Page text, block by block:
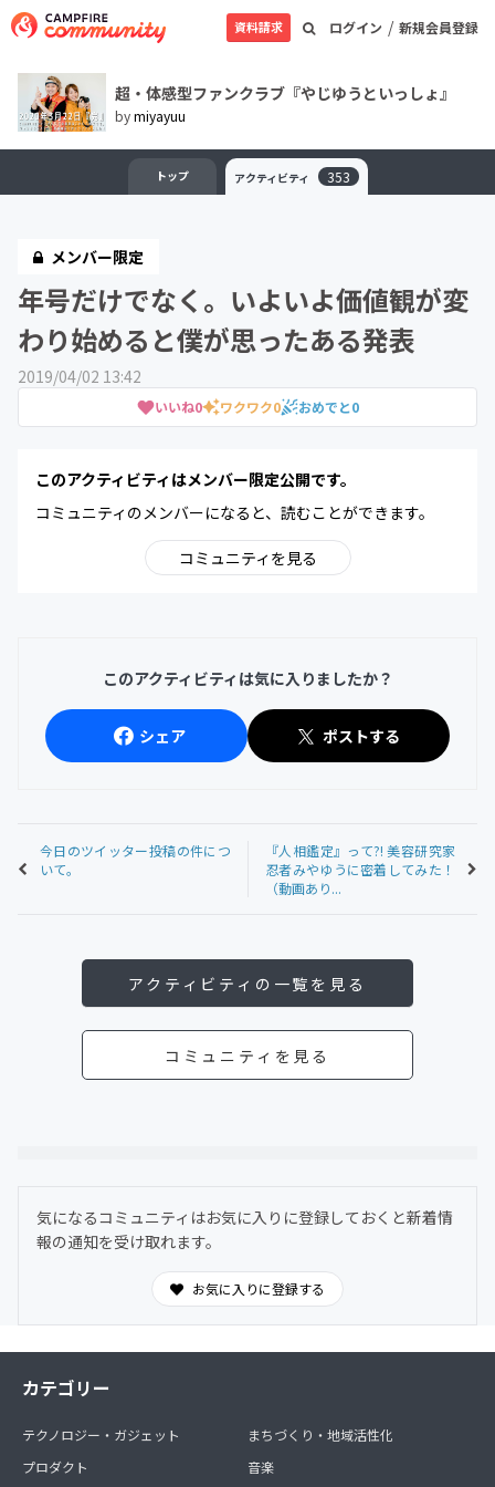
ログイン / 新規会員登録
資料請求
超・体感型ファンクラブ『やじゆうといっしょ』
bymiyayuu
トップ アクティビティ 353
メンバー限定
年号だけでなく。いよいよ価値観が変
わり始めると僕が思ったある発表
2019/04/02 13:42
いいね0 ワクワク0 おめでと0
このアクティビティはメンバー限定公開です。
コミュニティのメンバーになると、読むことができます。
コミュニティを見る
このアクティビティは気に入りましたか？
シェア ポストする
今日のツイッター投稿の件につ
いて。
『人相鑑定』って?! 美容研究家
忍者みやゆうに密着してみた！
（動画あり...
アクティビティの一覧を見る
コミュニティを見る
気になるコミュニティはお気に入りに登録しておくと新着情
報の通知を受け取れます。
お気に入りに登録する
カテゴリー
テクノロジー・ガジェット
プロダクト
まちづくり・地域活性化
音楽